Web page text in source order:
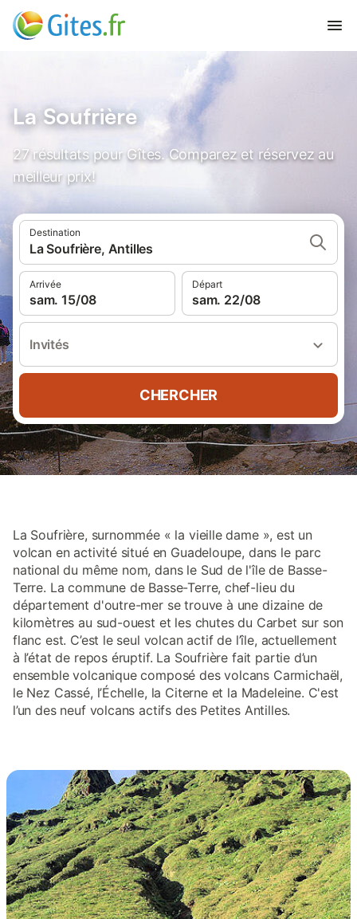
La Soufrière
27 résultats pour Gîtes. Comparez et réservez au
meilleur prix!
Destination
La Soufrière, Antilles
Arrivée
sam. 15/08
Départ
sam. 22/08
Invités
CHERCHER
La Soufrière, surnommée « la vieille dame », est un
volcan en activité situé en Guadeloupe, dans le parc
national du même nom, dans le Sud de l'île de Basse-
Terre. La commune de Basse-Terre, chef-lieu du
département d'outre-mer se trouve à une dizaine de
kilomètres au sud-ouest et les chutes du Carbet sur son
flanc est. C’est le seul volcan actif de l’île, actuellement
à l’état de repos éruptif. La Soufrière fait partie d’un
ensemble volcanique composé des volcans Carmichaël,
le Nez Cassé, l’Échelle, la Citerne et la Madeleine. C'est
l’un des neuf volcans actifs des Petites Antilles.